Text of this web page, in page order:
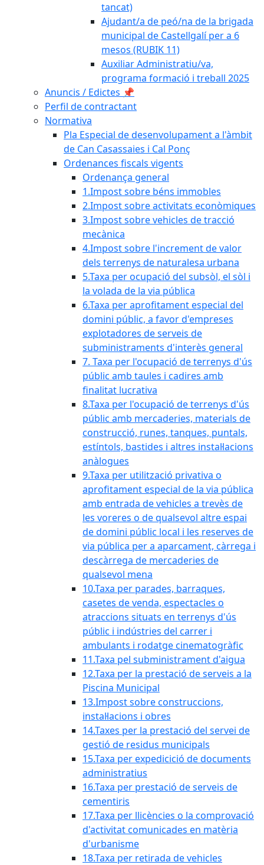
tancat)
Ajudant/a de peó/na de la brigada
municipal de Castellgalí per a 6
mesos (RUBIK 11)
Auxiliar Administratiu/va,
programa formació i treball 2025
Anuncis / Edictes 📌
Perfil de contractant
Normativa
Pla Especial de desenvolupament a l'àmbit
de Can Casassaies i Cal Ponç
Ordenances fiscals vigents
Ordenança general
1.Impost sobre béns immobles
2.Impost sobre activitats econòmiques
3.Impost sobre vehicles de tracció
mecànica
4.Impost sobre l'increment de valor
dels terrenys de naturalesa urbana
5.Taxa per ocupació del subsòl, el sòl i
la volada de la via pública
6.Taxa per aprofitament especial del
domini públic, a favor d'empreses
explotadores de serveis de
subministraments d'interès general
7. Taxa per l'ocupació de terrenys d'ús
públic amb taules i cadires amb
finalitat lucrativa
8.Taxa per l'ocupació de terrenys d'ús
públic amb mercaderies, materials de
construcció, runes, tanques, puntals,
estíntols, bastides i altres instal·lacions
anàlogues
9.Taxa per utilització privativa o
aprofitament especial de la via pública
amb entrada de vehicles a trevès de
les voreres o de qualsevol altre espai
de domini públic local i les reserves de
via pública per a aparcament, càrrega i
descàrrega de mercaderies de
qualsevol mena
10.Taxa per parades, barraques,
casetes de venda, espectacles o
atraccions situats en terrenys d'ús
públic i indústries del carrer i
ambulants i rodatge cinematogràfic
11.Taxa pel subministrament d'aigua
12.Taxa per la prestació de serveis a la
Piscina Municipal
13.Impost sobre construccions,
instal·lacions i obres
14.Taxes per la prestació del servei de
gestió de residus municipals
15.Taxa per expedicició de documents
administratius
16.Taxa per prestació de serveis de
cementiris
17.Taxa per llicències o la comprovació
d'activitat comunicades en matèria
d'urbanisme
18.Taxa per retirada de vehicles